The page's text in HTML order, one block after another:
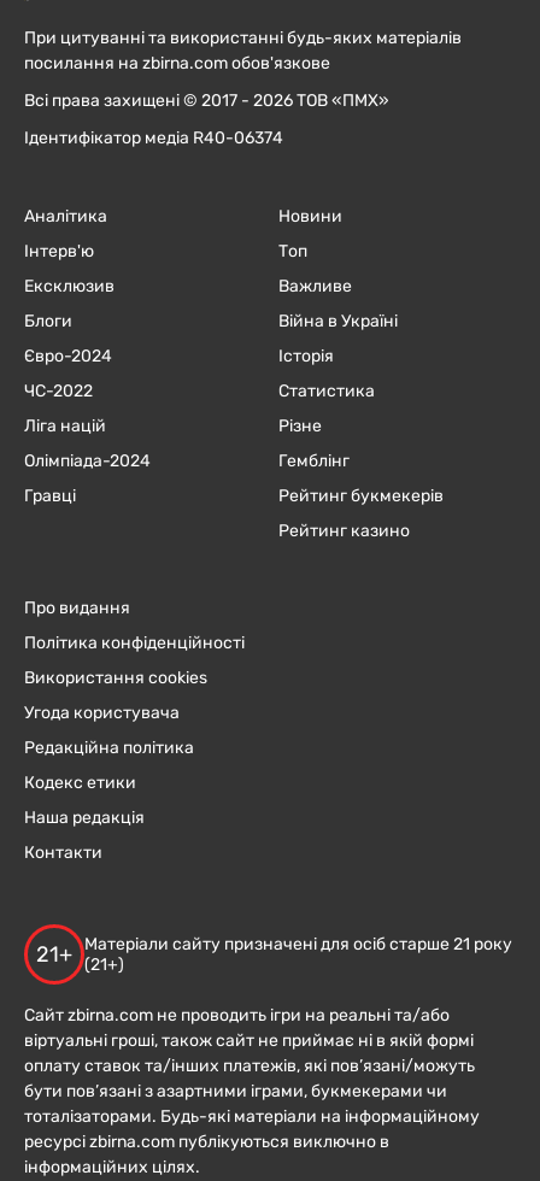
При цитуванні та використанні будь-яких матеріалів
посилання на zbirna.com обов'язкове
Всі права захищені © 2017 - 2026 ТОВ «ПМХ»
Ідентифікатор медіа R40-06374
Аналітика
Інтерв'ю
Ексклюзив
Блоги
Євро-2024
ЧC-2022
Ліга націй
Олімпіада-2024
Гравці
Новини
Топ
Важливе
Війна в Україні
Історія
Статистика
Різне
Гемблінг
Рейтинг букмекерів
Рейтинг казино
Про видання
Політика конфіденційності
Використання cookies
Угода користувача
Редакційна політика
Кодекс етики
Наша редакція
Контакти
21+
Матеріали сайту призначені для осіб старше 21 року
(21+)
Сайт zbirna.com не проводить ігри на реальні та/або
віртуальні гроші, також сайт не приймає ні в якій формі
оплату ставок та/інших платежів, які пов’язані/можуть
бути пов’язані з азартними іграми, букмекерами чи
тоталізаторами. Будь-які матеріали на інформаційному
ресурсі zbirna.com публікуються виключно в
інформаційних цілях.